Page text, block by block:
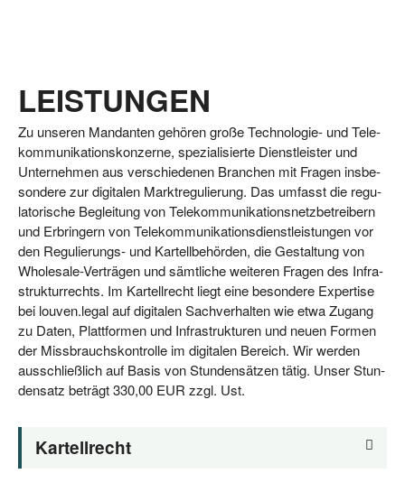
LEISTUNGEN
Zu unse­ren Man­dan­ten gehö­ren gro­ße Tech­no­lo­gie- und Tele­
kom­mu­ni­ka­ti­ons­kon­zer­ne, spe­zia­li­sier­te Dienst­leis­ter und
Unter­neh­men aus ver­schie­de­nen Bran­chen mit Fra­gen ins­be­
son­de­re zur digi­ta­len Markt­re­gu­lie­rung. Das umfasst die regu­
la­to­ri­sche Beglei­tung von Tele­kom­mu­ni­ka­ti­ons­netz­be­trei­bern
und Erbrin­gern von Tele­kom­mu­ni­ka­ti­ons­dienst­leis­tun­gen vor
den Regu­lie­rungs- und Kar­tell­be­hör­den, die Gestal­tung von
Who­le­sa­le-Ver­trä­gen und sämt­li­che wei­te­ren Fra­gen des Infra­
struk­tur­rechts. Im Kar­tell­recht liegt eine beson­de­re Exper­ti­se
bei lou​ven​.legal auf digi­ta­len Sach­ver­hal­ten wie etwa Zugang
zu Daten, Platt­for­men und Infra­struk­tu­ren und neu­en For­men
der Miss­brauchs­kon­trol­le im digi­ta­len Bereich. Wir wer­den
aus­schließ­lich auf Basis von Stun­den­sät­zen tätig. Unser Stun­
den­satz beträgt 330,00 EUR zzgl. Ust.
Kar­tell­recht